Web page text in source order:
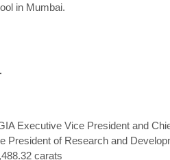
in Mumbai.
Executive Vice President and
President of Research and
carats